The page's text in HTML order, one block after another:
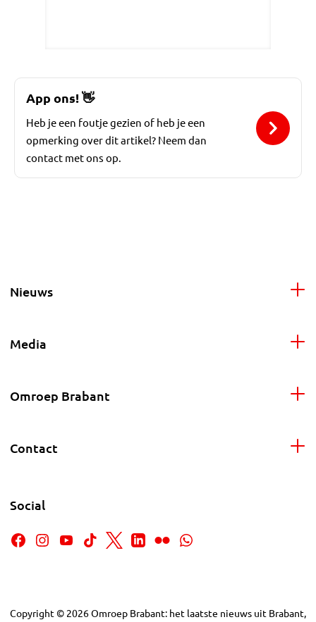
App ons!👋
Heb je een foutje gezien of heb je een
opmerking over dit artikel? Neem dan
contact met ons op.
Nieuws
Media
Omroep Brabant
Contact
Social
Copyright © 2026Omroep Brabant: het laatste nieuws uit Brabant,